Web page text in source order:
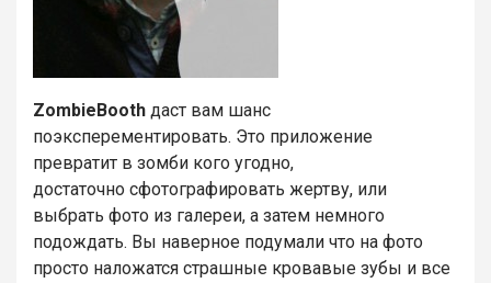
ZombieBooth даст вам шанс
поэксперементировать. Это приложение
превратит в зомби кого угодно,
достаточно сфотографировать жертву, или
выбрать фото из галереи, а затем немного
подождать. Вы наверное подумали что на фото
просто наложатся страшные кровавые зубы и все